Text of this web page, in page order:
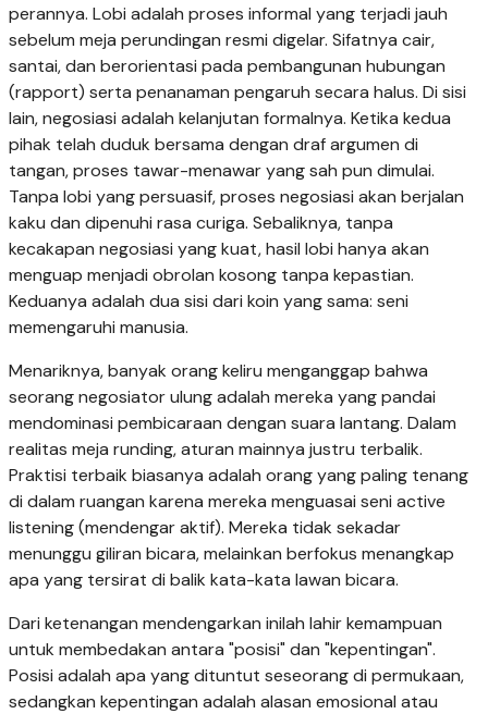
perannya. Lobi adalah proses informal yang terjadi jauh
sebelum meja perundingan resmi digelar. Sifatnya cair,
santai, dan berorientasi pada pembangunan hubungan
(rapport) serta penanaman pengaruh secara halus. Di sisi
lain, negosiasi adalah kelanjutan formalnya. Ketika kedua
pihak telah duduk bersama dengan draf argumen di
tangan, proses tawar-menawar yang sah pun dimulai.
Tanpa lobi yang persuasif, proses negosiasi akan berjalan
kaku dan dipenuhi rasa curiga. Sebaliknya, tanpa
kecakapan negosiasi yang kuat, hasil lobi hanya akan
menguap menjadi obrolan kosong tanpa kepastian.
Keduanya adalah dua sisi dari koin yang sama: seni
memengaruhi manusia.
Menariknya, banyak orang keliru menganggap bahwa
seorang negosiator ulung adalah mereka yang pandai
mendominasi pembicaraan dengan suara lantang. Dalam
realitas meja runding, aturan mainnya justru terbalik.
Praktisi terbaik biasanya adalah orang yang paling tenang
di dalam ruangan karena mereka menguasai seni active
listening (mendengar aktif). Mereka tidak sekadar
menunggu giliran bicara, melainkan berfokus menangkap
apa yang tersirat di balik kata-kata lawan bicara.
Dari ketenangan mendengarkan inilah lahir kemampuan
untuk membedakan antara "posisi" dan "kepentingan".
Posisi adalah apa yang dituntut seseorang di permukaan,
sedangkan kepentingan adalah alasan emosional atau